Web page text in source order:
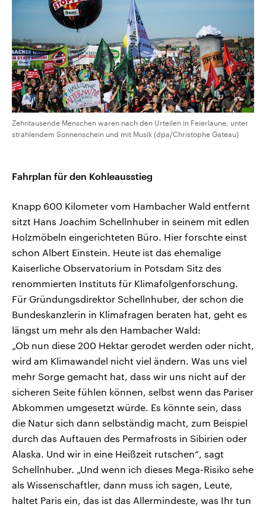
Zehntausende Menschen waren nach den Urteilen in Feierlaune, unter
strahlendem Sonnenschein und mit Musik (dpa/Christophe Gateau)
Fahrplan für den Kohleausstieg
Knapp 600 Kilometer vom Hambacher Wald entfernt
sitzt Hans Joachim Schellnhuber in seinem mit edlen
Holzmöbeln eingerichteten Büro. Hier forschte einst
schon Albert Einstein. Heute ist das ehemalige
Kaiserliche Observatorium in Potsdam Sitz des
renommierten Instituts für Klimafolgenforschung.
Für Gründungsdirektor Schellnhuber, der schon die
Bundeskanzlerin in Klimafragen beraten hat, geht es
längst um mehr als den Hambacher Wald:
„Ob nun diese 200 Hektar gerodet werden oder nicht,
wird am Klimawandel nicht viel ändern. Was uns viel
mehr Sorge gemacht hat, dass wir uns nicht auf der
sicheren Seite fühlen können, selbst wenn das Pariser
Abkommen umgesetzt würde. Es könnte sein, dass
die Natur sich dann selbständig macht, zum Beispiel
durch das Auftauen des Permafrosts in Sibirien oder
Alaska. Und wir in eine Heißzeit rutschen“, sagt
Schellnhuber. „Und wenn ich dieses Mega-Risiko sehe
als Wissenschaftler, dann muss ich sagen, Leute,
haltet Paris ein, das ist das Allermindeste, was Ihr tun